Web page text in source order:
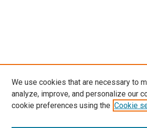
We use cookies that are necessary to
analyze, improve, and personalize our
cookie preferences using the Cookie